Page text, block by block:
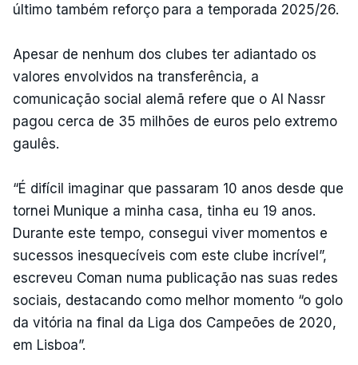
último também reforço para a temporada 2025/26.
Apesar de nenhum dos clubes ter adiantado os
valores envolvidos na transferência, a
comunicação social alemã refere que o Al Nassr
pagou cerca de 35 milhões de euros pelo extremo
gaulês.
“É difícil imaginar que passaram 10 anos desde que
tornei Munique a minha casa, tinha eu 19 anos.
Durante este tempo, consegui viver momentos e
sucessos inesquecíveis com este clube incrível”,
escreveu Coman numa publicação nas suas redes
sociais, destacando como melhor momento “o golo
da vitória na final da Liga dos Campeões de 2020,
em Lisboa”.